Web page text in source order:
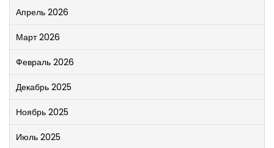
Апрель 2026
Март 2026
Февраль 2026
Декабрь 2025
Ноябрь 2025
Июль 2025